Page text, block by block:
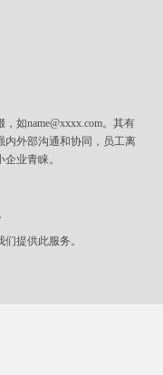
如name@xxxx.com。其有
内外部沟通和协同，员工离
业青睐。
提供此服务。